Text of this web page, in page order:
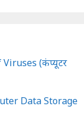
(कंप्यूटर
Data Storage